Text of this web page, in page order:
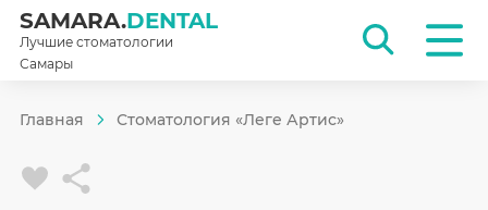
SAMARA.DENTAL
Лучшие стоматологии
Самары
Главная Стоматология «Леге Артис»